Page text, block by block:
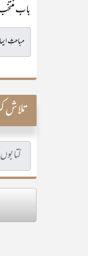
باب
تلاش